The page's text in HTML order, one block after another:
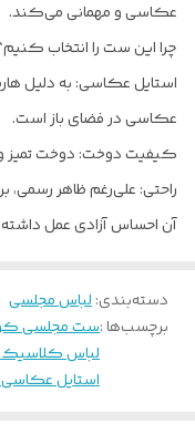
عکاسی و مهمانی می‌کند.
چرا این ست را انتخاب
استایل عکاسی: به دلیل
عکاسی در فضای باز است.
کیفیت دوخت: دوخت تمیز
راحتی: علی‌رغم ظاهر
آن احساس آزادی عمل
دسته‌بندی:لباس مجلسی
برچسب‌ها :ست مجلسی
لباس کلاسیک
استایل